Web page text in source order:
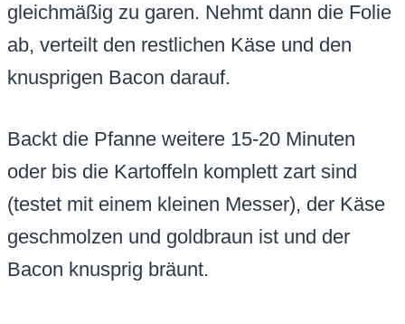
gleichmäßig zu garen. Nehmt dann die Folie
ab, verteilt den restlichen Käse und den
knusprigen Bacon darauf.
Backt die Pfanne weitere 15-20 Minuten
oder bis die Kartoffeln komplett zart sind
(testet mit einem kleinen Messer), der Käse
geschmolzen und goldbraun ist und der
Bacon knusprig bräunt.